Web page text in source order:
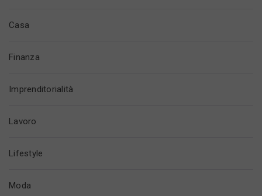
Casa
Finanza
Imprenditorialità
Lavoro
Lifestyle
Moda